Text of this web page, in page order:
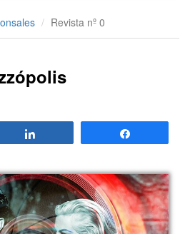
Revista nº 0